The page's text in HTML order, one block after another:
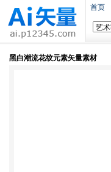
首页
黑白潮流花纹元素矢量素材